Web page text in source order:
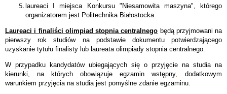
laureaci I miejsca Konkursu "Niesamowita maszyna", którego
organizatorem jest Politechnika Białostocka.
Laureaci i finaliści olimpiad stopnia centralnego będą przyjmowani na
pierwszy rok studiów na podstawie dokumentu potwierdzającego
uzyskanie tytułu finalisty lub laureata olimpiady stopnia centralnego.
W przypadku kandydatów ubiegających się o przyjęcie na studia na
kierunki, na których obowiązuje egzamin wstępny
dodatkowym
warunkiem przyjęcia na studia jest pomyślne zdanie egzaminu.